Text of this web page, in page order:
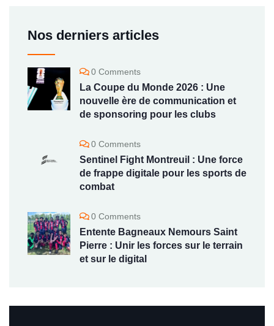
Nos derniers articles
0 Comments
La Coupe du Monde 2026 : Une
nouvelle ère de communication et
de sponsoring pour les clubs
0 Comments
Sentinel Fight Montreuil : Une force
de frappe digitale pour les sports de
combat
0 Comments
Entente Bagneaux Nemours Saint
Pierre : Unir les forces sur le terrain
et sur le digital